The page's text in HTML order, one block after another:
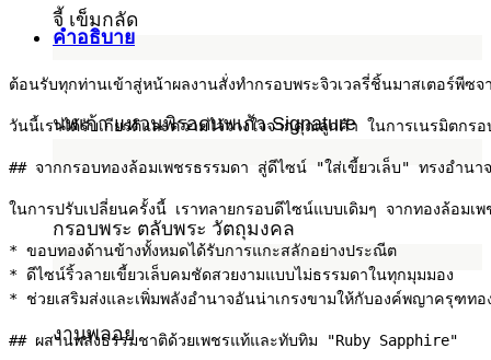
จี้ เข็มกลัด
นพเก้า แหวนพิรอดนพเก้า Signature
กรอบพระ ตลับพระ วัตถุมงคล
งานพลอย
คำอธิบาย
ต้อนรับทุกท่านเข้าสู่หน้าผลงานสั่งทำกรอบพระจิวเวลรี่ชิ้นมาสเตอร์พี
วันนี้เราได้รับเกียรติและความไว้วางใจจากคุณลูกค้า ในการเนรมิต
## จากกรอบทองล้อมเพชรธรรมดา สู่ดีไซน์ "ใส่เขี้ยวเล็บ" ทรงอำนาจ
ในการปรับเปลี่ยนครั้งนี้ เราทลายกรอบดีไซน์แบบเดิมๆ จากทองล้อม
* ขอบทองด้านข้างทั้งหมดได้รับการแกะสลักอย่างประณีต
* ดีไซน์ริ้วลายเขี้ยวเล็บคมชัดสวยงามแบบไม่ธรรมดาในทุกมุมมอง
* ช่วยเสริมส่งและเพิ่มพลังอำนาจอันน่าเกรงขามให้กับองค์พญาครุฑทอ
## ผสานพลังธรรมชาติด้วยเพชรแท้และทับทิม "Ruby Sapphire"